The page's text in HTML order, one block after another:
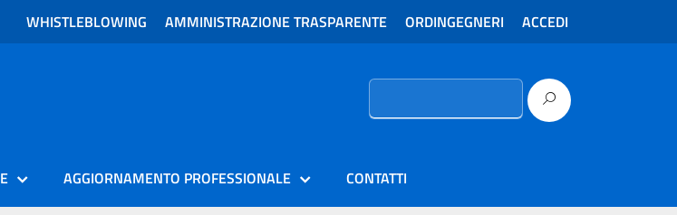
WHISTLEBLOWING AMMINISTRAZIONE TRASPARENTE ORDINGEGNERI ACCEDI
Ricerca
AGGIORNAMENTO PROFESSIONALE CONTATTI